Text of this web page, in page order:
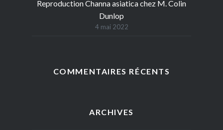
Reproduction Channa asiatica chez M. Colin
Dunlop
4 mai 2022
COMMENTAIRES RÉCENTS
ARCHIVES